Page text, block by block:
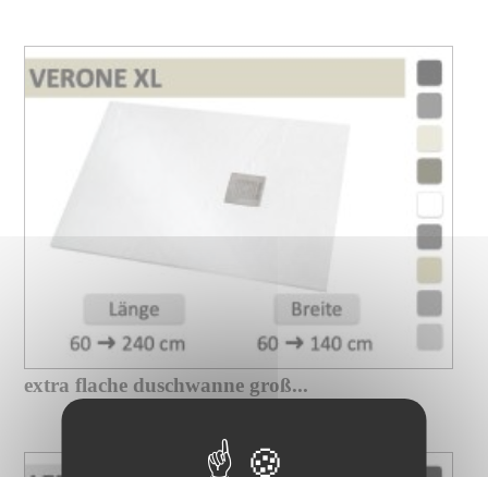
extra flache duschwanne groß...